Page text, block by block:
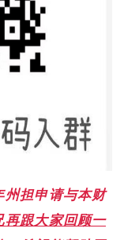
州担申请与本财
再跟大家回顾一